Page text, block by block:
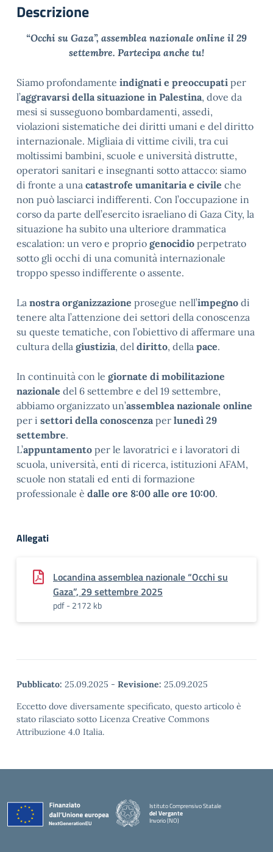
Descrizione
“Occhi su Gaza”, assemblea nazionale online il 29
settembre. Partecipa anche tu!
Siamo profondamente indignati e preoccupati per
l’aggravarsi della situazione in Palestina, dove da
mesi si susseguono bombardamenti, assedi,
violazioni sistematiche dei diritti umani e del diritto
internazionale. Migliaia di vittime civili, tra cui
moltissimi bambini, scuole e università distrutte,
operatori sanitari e insegnanti sotto attacco: siamo
di fronte a una catastrofe umanitaria e civile che
non può lasciarci indifferenti. Con l’occupazione in
corso da parte dell’esercito israeliano di Gaza City, la
situazione ha subito una ulteriore drammatica
escalation: un vero e proprio genocidio perpetrato
sotto gli occhi di una comunità internazionale
troppo spesso indifferente o assente.
La nostra organizzazione prosegue nell’impegno di
tenere alta l’attenzione dei settori della conoscenza
su queste tematiche, con l’obiettivo di affermare una
cultura della giustizia, del diritto, della pace.
In continuità con le giornate di mobilitazione
nazionale del 6 settembre e del 19 settembre,
abbiamo organizzato un’assemblea nazionale online
per i settori della conoscenzaper lunedì 29
settembre.
L’appuntamento per le lavoratrici e i lavoratori di
scuola, università, enti di ricerca, istituzioni AFAM,
scuole non statali ed enti di formazione
professionale è dalle ore 8:00 alle ore 10:00.
Allegati
Locandina assemblea nazionale “Occhi su
Gaza”, 29 settembre 2025
pdf - 2172 kb
Pubblicato: 25.09.2025 - Revisione: 25.09.2025
Eccetto dove diversamente specificato, questo articolo è
stato rilasciato sotto Licenza Creative Commons
Attribuzione 4.0 Italia.
Istituto Comprensivo Statale
del Vergante
Invorio (NO)